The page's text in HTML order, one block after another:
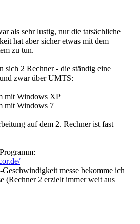
als sehr lustig, nur die tatsächliche
hat aber sicher etwas mit dem
zu tun.
sich 2 Rechner - die ständig eine
zwar über UMTS:
mit Windows XP
mit Windows 7
auf dem 2. Rechner ist fast
messe bekomme ich
(Rechner 2 erzielt immer weit aus